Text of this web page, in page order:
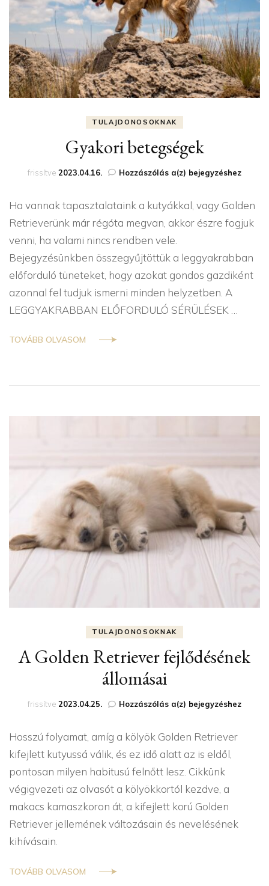
TULAJDONOSOKNAK
Gyakori betegségek
frissítve 2023.04.16. Hozzászólás a(z) Gyakori
bejegyzéshez
Ha vannak tapasztalataink a kutyákkal, vagy Golden
Retrieverünk már régóta megvan, akkor észre fogjuk
venni, ha valami nincs rendben vele.
Bejegyzésünkben összegyűjtöttük a leggyakrabban
előforduló tüneteket, hogy azokat gondos gazdiként
azonnal fel tudjuk ismerni minden helyzetben. A
LEGGYAKRABBAN ELŐFORDULÓ SÉRÜLÉSEK …
TOVÁBB OLVASOM
TULAJDONOSOKNAK
A Golden Retriever fejlődésének
állomásai
frissítve 2023.04.25. Hozzászólás a(z) A
fejlődésének
állomásai
bejegyzéshez
Hosszú folyamat, amíg a kölyök Golden Retriever
kifejlett kutyussá válik, és ez idő alatt az is eldől,
pontosan milyen habitusú felnőtt lesz. Cikkünk
végigvezeti az olvasót a kölyökkortól kezdve, a
makacs kamaszkoron át, a kifejlett korú Golden
Retriever jellemének változásain és nevelésének
kihívásain.
TOVÁBB OLVASOM